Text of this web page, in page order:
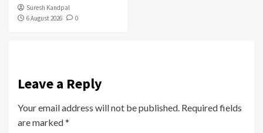
Suresh Kandpal
6 August 2026
0
Leave a Reply
Your email address will not be published. Required fields
are marked*